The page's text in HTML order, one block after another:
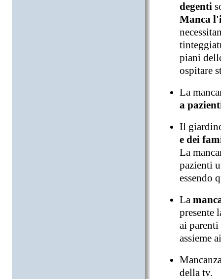
degenti
Manca
piani
ospitare
La
a
Il
e dei
La
pazienti
essendo
La
presente
ai
assieme
della tv.